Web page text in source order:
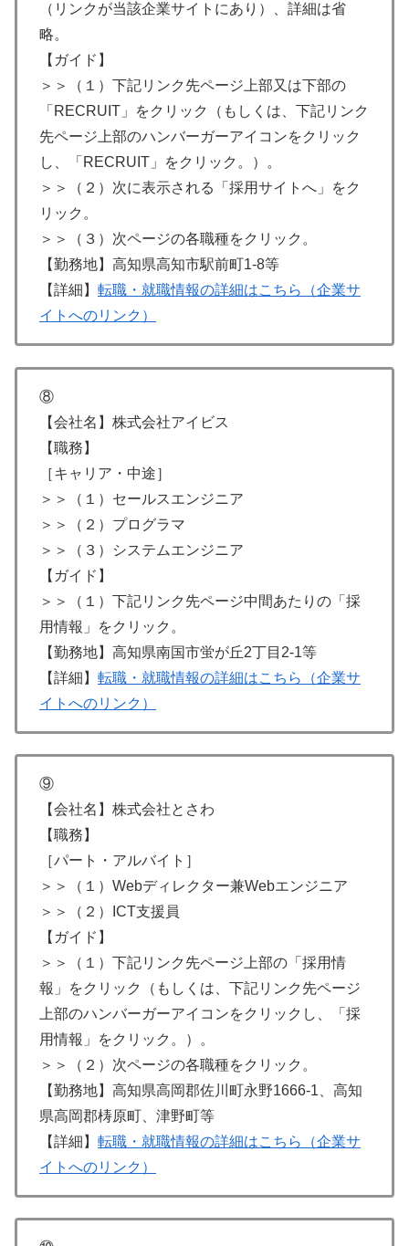
（リンクが当該企業サイトにあり）、詳細は省
略。
【ガイド】
＞＞（１）下記リンク先ページ上部又は下部の
「RECRUIT」をクリック（もしくは、下記リンク
先ページ上部のハンバーガーアイコンをクリック
し、「RECRUIT」をクリック。）。
＞＞（２）次に表示される「採用サイトへ」をク
リック。
＞＞（３）次ページの各職種をクリック。
【勤務地】高知県高知市駅前町1-8等
【詳細】 転職・就職情報の詳細はこちら（企業サ
イトへのリンク）
⑧
【会社名】株式会社アイビス
【職務】
［キャリア・中途］
＞＞（１）セールスエンジニア
＞＞（２）プログラマ
＞＞（３）システムエンジニア
【ガイド】
＞＞（１）下記リンク先ページ中間あたりの「採
用情報」をクリック。
【勤務地】高知県南国市蛍が丘2丁目2-1等
【詳細】 転職・就職情報の詳細はこちら（企業サ
イトへのリンク）
⑨
【会社名】株式会社とさわ
【職務】
［パート・アルバイト］
＞＞（１）Webディレクター兼Webエンジニア
＞＞（２）ICT支援員
【ガイド】
＞＞（１）下記リンク先ページ上部の「採用情
報」をクリック（もしくは、下記リンク先ページ
上部のハンバーガーアイコンをクリックし、「採
用情報」をクリック。）。
＞＞（２）次ページの各職種をクリック。
【勤務地】高知県高岡郡佐川町永野1666-1、⾼知
県⾼岡郡梼原町、津野町等
【詳細】 転職・就職情報の詳細はこちら（企業サ
イトへのリンク）